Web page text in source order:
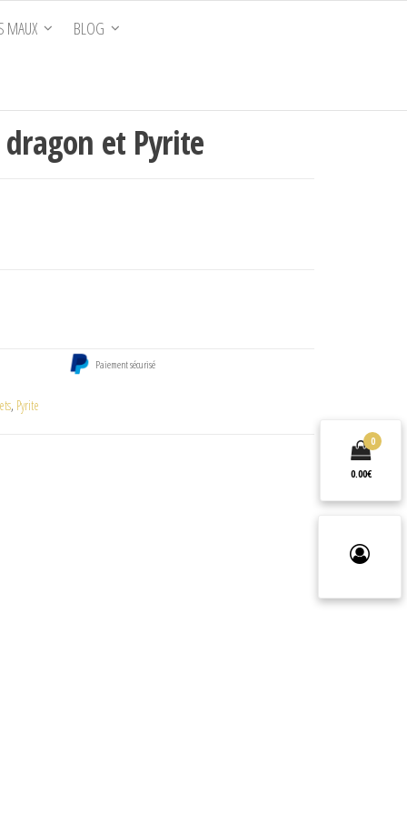
MAUX BLOG
et Pyrite
Paiement sécurisé
, Pyrite
0
0.00€